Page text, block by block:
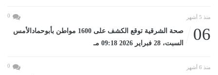
منذ 5 أشهر 0
06
صحة الشرقية توقع الكشف على 1600 مواطن بأبوحمادالأمس
السبت، 28 فبراير 2026 09:18 مـ
منذ 6 أشهر 0